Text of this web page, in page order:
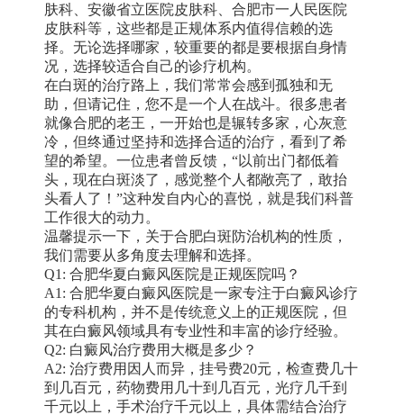
肤科、安徽省立医院皮肤科、合肥市一人民医院
皮肤科等，这些都是正规体系内值得信赖的选
择。无论选择哪家，较重要的都是要根据自身情
况，选择较适合自己的诊疗机构。
在白斑的治疗路上，我们常常会感到孤独和无
助，但请记住，您不是一个人在战斗。很多患者
就像合肥的老王，一开始也是辗转多家，心灰意
冷，但终通过坚持和选择合适的治疗，看到了希
望的希望。一位患者曾反馈，“以前出门都低着
头，现在白斑淡了，感觉整个人都敞亮了，敢抬
头看人了！”这种发自内心的喜悦，就是我们科普
工作很大的动力。
温馨提示一下，关于合肥白斑防治机构的性质，
我们需要从多角度去理解和选择。
Q1: 合肥华夏白癜风医院是正规医院吗？
A1: 合肥华夏白癜风医院是一家专注于白癜风诊疗
的专科机构，并不是传统意义上的正规医院，但
其在白癜风领域具有专业性和丰富的诊疗经验。
Q2: 白癜风治疗费用大概是多少？
A2: 治疗费用因人而异，挂号费20元，检查费几十
到几百元，药物费用几十到几百元，光疗几千到
千元以上，手术治疗千元以上，具体需结合治疗